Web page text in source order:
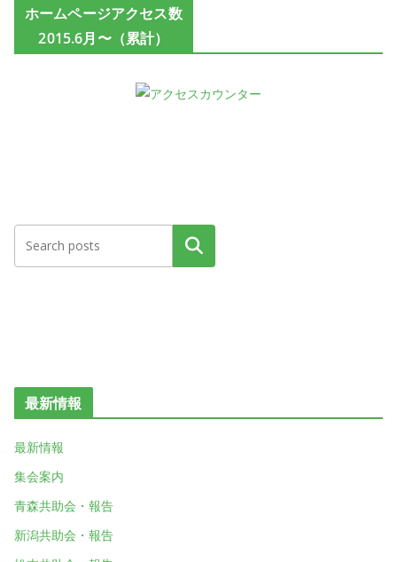
ホームページアクセス数
2015.6月〜（累計）
検索
最新情報
最新情報
集会案内
青森共助会・報告
新潟共助会・報告